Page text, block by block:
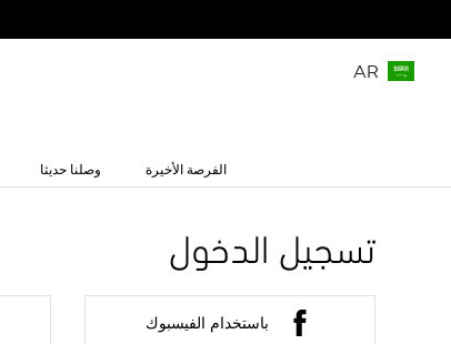
AR
الفرصة الأخيرة وصلنا حديثا
تسجيل الدخول
باستخدام الفيسبوك